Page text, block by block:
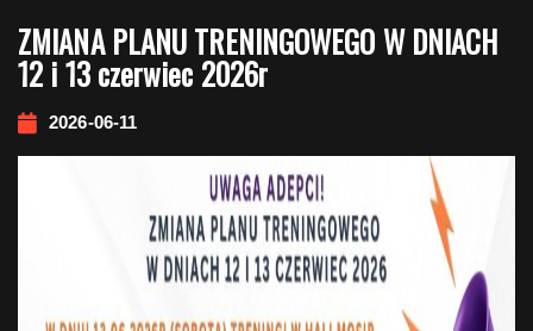
ZMIANA PLANU TRENINGOWEGO W DNIACH
12 i 13 czerwiec 2026r
2026-06-11